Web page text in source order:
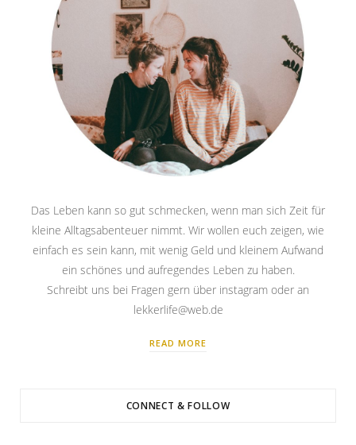
Das Leben kann so gut schmecken, wenn man sich Zeit für
kleine Alltagsabenteuer nimmt. Wir wollen euch zeigen, wie
einfach es sein kann, mit wenig Geld und kleinem Aufwand
ein schönes und aufregendes Leben zu haben.
Schreibt uns bei Fragen gern über instagram oder an
lekkerlife@web.de
READ MORE
CONNECT & FOLLOW